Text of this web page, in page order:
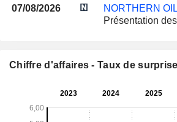
07/08/2026
NORTHERN
Présentation
Chiffre d'affaires - Taux de surprise